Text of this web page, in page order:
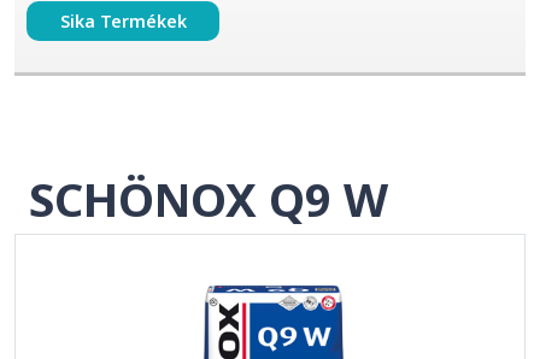
Sika Termékek
SCHÖNOX Q9 W